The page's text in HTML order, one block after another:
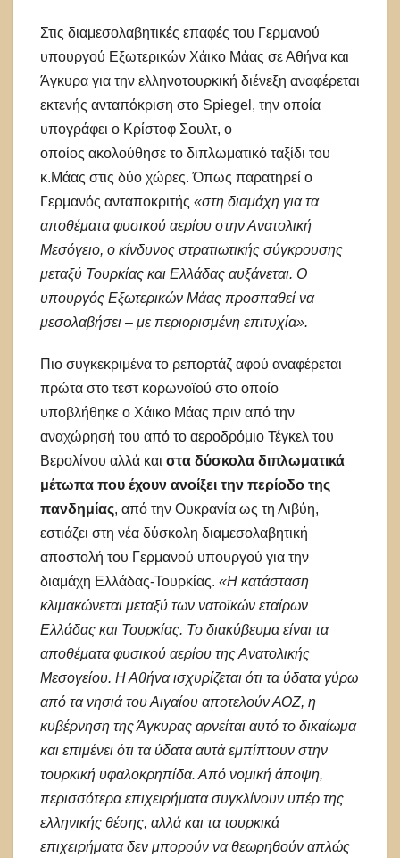
Στις διαμεσολαβητικές επαφές του Γερμανού
υπουργού Εξωτερικών Χάικο Μάας σε Αθήνα και
Άγκυρα για την ελληνοτουρκική διένεξη αναφέρεται
εκτενής ανταπόκριση στο Spiegel, την οποία
υπογράφει ο Κρίστοφ Σουλτ, ο
οποίος ακολούθησε το διπλωματικό ταξίδι του
κ.Μάας στις δύο χώρες. Όπως παρατηρεί ο
Γερμανός ανταποκριτής «στη διαμάχη για τα
αποθέματα φυσικού αερίου στην Ανατολική
Μεσόγειο, ο κίνδυνος στρατιωτικής σύγκρουσης
μεταξύ Τουρκίας και Ελλάδας αυξάνεται. Ο
υπουργός Εξωτερικών Μάας προσπαθεί να
μεσολαβήσει – με περιορισμένη επιτυχία».
Πιο συγκεκριμένα το ρεπορτάζ αφού αναφέρεται
πρώτα στο τεστ κορωνοϊού στο οποίο
υποβλήθηκε ο Χάικο Μάας πριν από την
αναχώρησή του από το αεροδρόμιο Τέγκελ του
Βερολίνου αλλά και στα δύσκολα διπλωματικά
μέτωπα που έχουν ανοίξει την περίοδο της
πανδημίας, από την Ουκρανία ως τη Λιβύη,
εστιάζει στη νέα δύσκολη διαμεσολαβητική
αποστολή του Γερμανού υπουργού για την
διαμάχη Ελλάδας-Τουρκίας. «Η κατάσταση
κλιμακώνεται μεταξύ των νατοϊκών εταίρων
Ελλάδας και Τουρκίας. Το διακύβευμα είναι τα
αποθέματα φυσικού αερίου της Ανατολικής
Μεσογείου. Η Αθήνα ισχυρίζεται ότι τα ύδατα γύρω
από τα νησιά του Αιγαίου αποτελούν ΑΟΖ, η
κυβέρνηση της Άγκυρας αρνείται αυτό το δικαίωμα
και επιμένει ότι τα ύδατα αυτά εμπίπτουν στην
τουρκική υφαλοκρηπίδα. Από νομική άποψη,
περισσότερα επιχειρήματα συγκλίνουν υπέρ της
ελληνικής θέσης, αλλά και τα τουρκικά
επιχειρήματα δεν μπορούν να θεωρηθούν απλώς